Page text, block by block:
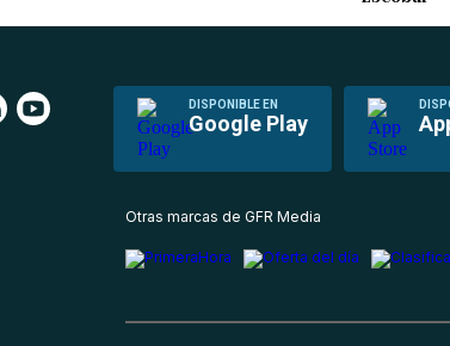
DISPONIBLE EN
Google Play
Otras marcas de GFR Media